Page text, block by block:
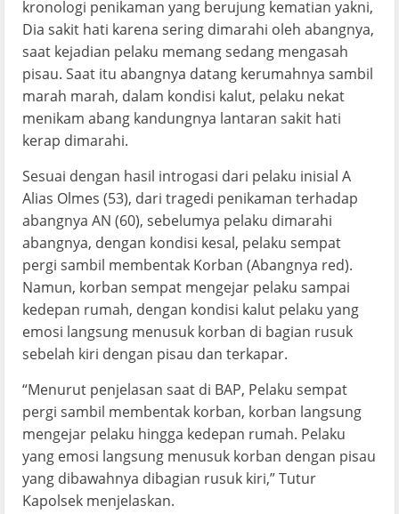
kronologi penikaman yang berujung kematian yakni,
Dia sakit hati karena sering dimarahi oleh abangnya,
saat kejadian pelaku memang sedang mengasah
pisau. Saat itu abangnya datang kerumahnya sambil
marah marah, dalam kondisi kalut, pelaku nekat
menikam abang kandungnya lantaran sakit hati
kerap dimarahi.
Sesuai dengan hasil introgasi dari pelaku inisial A
Alias Olmes (53), dari tragedi penikaman terhadap
abangnya AN (60), sebelumya pelaku dimarahi
abangnya, dengan kondisi kesal, pelaku sempat
pergi sambil membentak Korban (Abangnya red).
Namun, korban sempat mengejar pelaku sampai
kedepan rumah, dengan kondisi kalut pelaku yang
emosi langsung menusuk korban di bagian rusuk
sebelah kiri dengan pisau dan terkapar.
“Menurut penjelasan saat di BAP, Pelaku sempat
pergi sambil membentak korban, korban langsung
mengejar pelaku hingga kedepan rumah. Pelaku
yang emosi langsung menusuk korban dengan pisau
yang dibawahnya dibagian rusuk kiri,” Tutur
Kapolsek menjelaskan.